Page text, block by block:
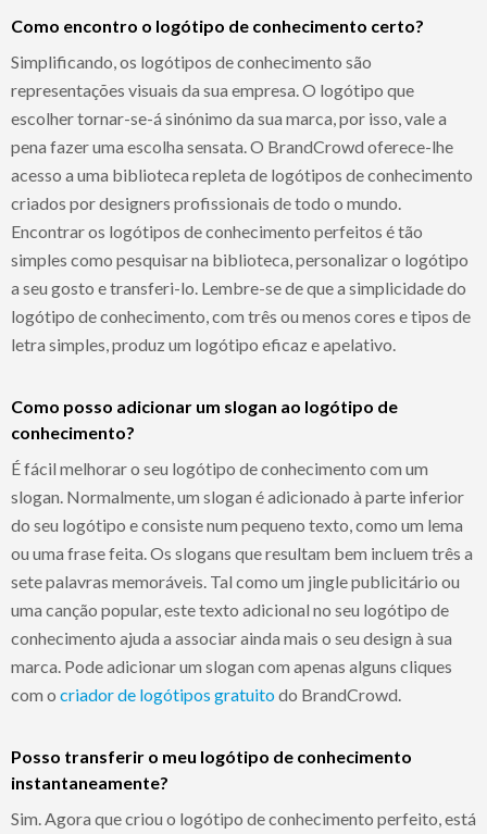
Como encontro o logótipo de conhecimento certo?
Simplificando, os logótipos de conhecimento são
representações visuais da sua empresa. O logótipo que
escolher tornar-se-á sinónimo da sua marca, por isso, vale a
pena fazer uma escolha sensata. O BrandCrowd oferece-lhe
acesso a uma biblioteca repleta de logótipos de conhecimento
criados por designers profissionais de todo o mundo.
Encontrar os logótipos de conhecimento perfeitos é tão
simples como pesquisar na biblioteca, personalizar o logótipo
a seu gosto e transferi-lo. Lembre-se de que a simplicidade do
logótipo de conhecimento, com três ou menos cores e tipos de
letra simples, produz um logótipo eficaz e apelativo.
Como posso adicionar um slogan ao logótipo de
conhecimento?
É fácil melhorar o seu logótipo de conhecimento com um
slogan. Normalmente, um slogan é adicionado à parte inferior
do seu logótipo e consiste num pequeno texto, como um lema
ou uma frase feita. Os slogans que resultam bem incluem três a
sete palavras memoráveis. Tal como um jingle publicitário ou
uma canção popular, este texto adicional no seu logótipo de
conhecimento ajuda a associar ainda mais o seu design à sua
marca. Pode adicionar um slogan com apenas alguns cliques
com o criador de logótipos gratuitodo BrandCrowd.
Posso transferir o meu logótipo de conhecimento
instantaneamente?
Sim. Agora que criou o logótipo de conhecimento perfeito, está